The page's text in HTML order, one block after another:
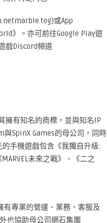
或App
》。亦可前往Google Play遊
戲Discord頻道
擁有知名的商標，並與知名IP
SpinX Games的母公司，同時
手機遊戲包含《我獨自升級:
未來之戰》、《二之
專業的營運、業務、客服及
也協助母公司網石集團